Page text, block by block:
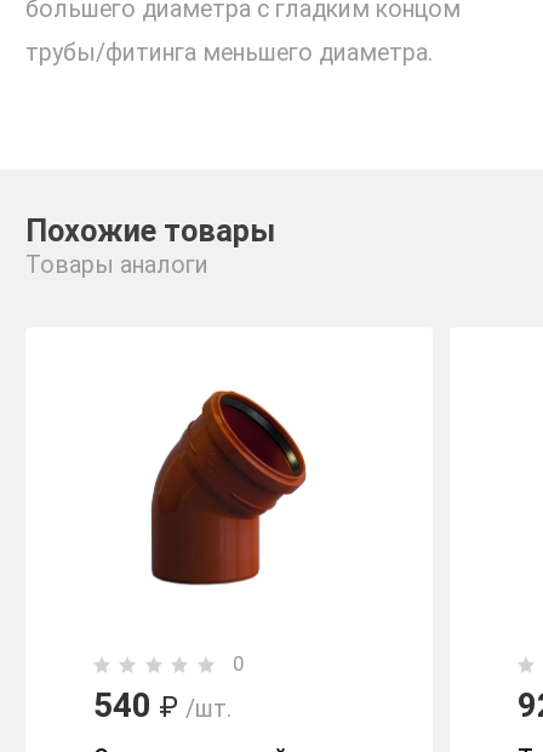
большего диаметра с гладким концом
трубы/фитинга меньшего диаметра.
Похожие товары
Товары аналоги
0
540 ₽ /шт.